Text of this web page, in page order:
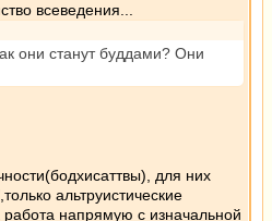
всеведения...
они станут буддами? Они
для них
альтруистические
напрямую с изначальной